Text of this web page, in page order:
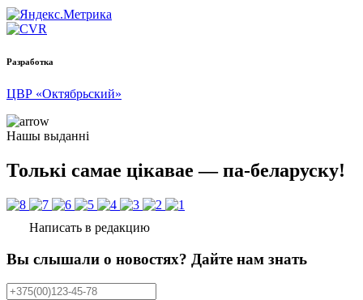
Разработка
ЦВР «Октябрьский»
Нашы выданні
Толькі самае цікавае — па-беларуску!
Написать в редакцию
Вы слышали о новостях? Дайте нам знать